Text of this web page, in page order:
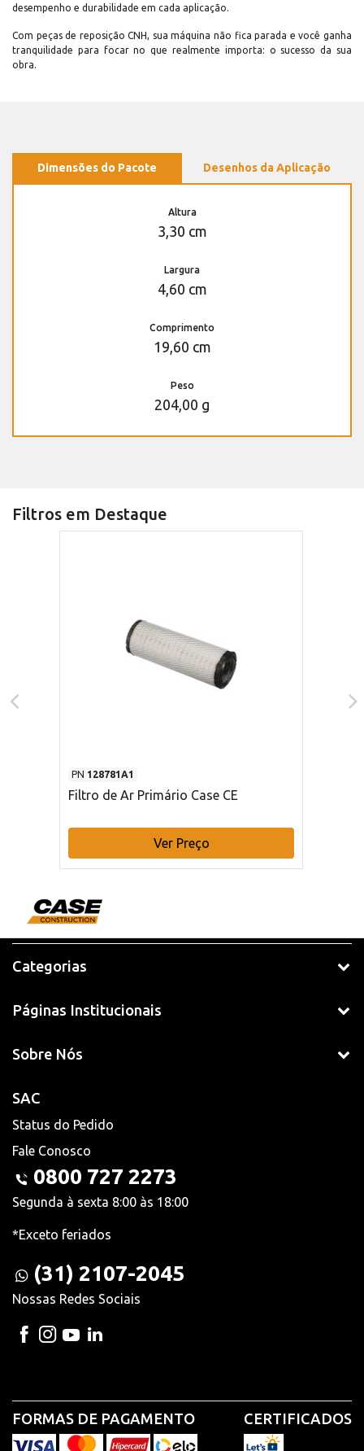
desempenho e durabilidade em cada aplicação.
Com peças de reposição CNH, sua máquina não fica parada e você ganha
tranquilidade para focar no que realmente importa: o sucesso da sua
obra.
Dimensões do Pacote Desenhos da Aplicação
Altura
3,30 cm
Largura
4,60 cm
Comprimento
19,60 cm
Peso
204,00 g
Filtros em Destaque
PN 128781A1
Filtro de Ar Primário Case CE
Ver Preço
Categorias
Páginas Institucionais
Sobre Nós
SAC
Status do Pedido
Fale Conosco
0800 727 2273
Segunda à sexta 8:00 às 18:00
*Exceto feriados
(31) 2107-2045
Nossas Redes Sociais
FORMAS DE PAGAMENTO CERTIFICADOS